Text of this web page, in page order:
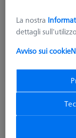
434,82 €
più IVA
Disponibile
PER MACCHINE A
La nostra
dettagli
Avviso sui cookie